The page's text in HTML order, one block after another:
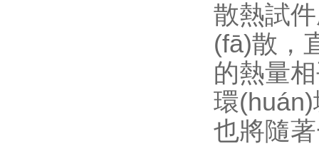
散熱試
(fā)散
的熱量相
環(huán)
也將隨著